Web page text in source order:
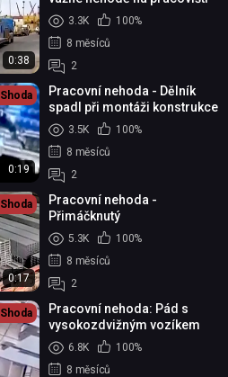
0:38
3.3K
100%
8 měsíců
2
Shoda
0:19
Pracovní nehoda - Dělník
spadl při montáži konstrukce
3.5K
100%
8 měsíců
2
Shoda
0:17
Pracovní nehoda -
Přimáčknutý
5.3K
100%
8 měsíců
2
Shoda
Pracovní nehoda: Pád s
vysokozdvižným vozíkem
6.8K
100%
8 měsíců